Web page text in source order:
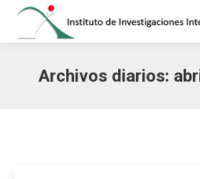
Archivos diarios: